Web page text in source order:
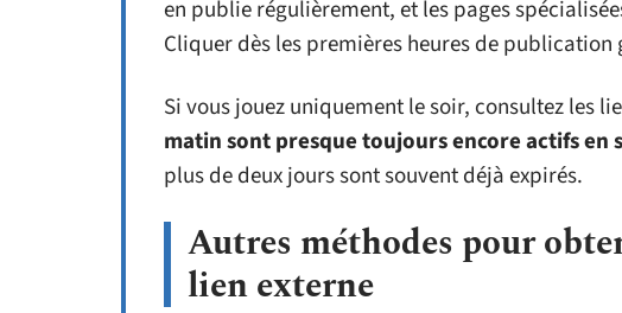
en publie régulièrement, et les pages
Cliquer dès les premières heures de
Si vous jouez uniquement le soir, consultez les
matin sont presque toujours encore actifs en
plus de deux jours sont souvent déjà expirés.
Autres méthodes pour
lien externe